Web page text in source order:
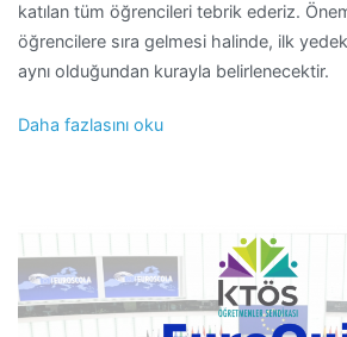
katılan tüm öğrencileri tebrik ederiz.
öğrencilere sıra gelmesi halinde, ilk
aynı olduğundan kurayla belirlenecektir.
Daha fazlasını oku